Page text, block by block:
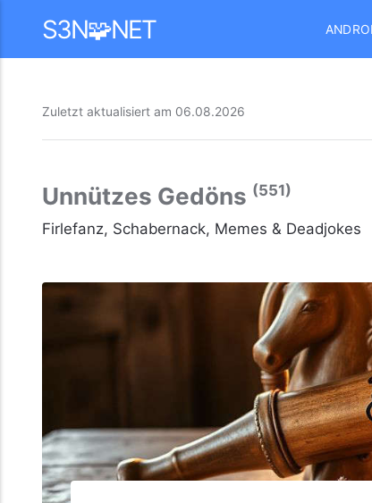
S3N🧩NET
Zuletzt aktualisiert am 06.08.2026
Unnützes Gedöns (551)
Firlefanz, Schabernack, Memes & Deadjokes